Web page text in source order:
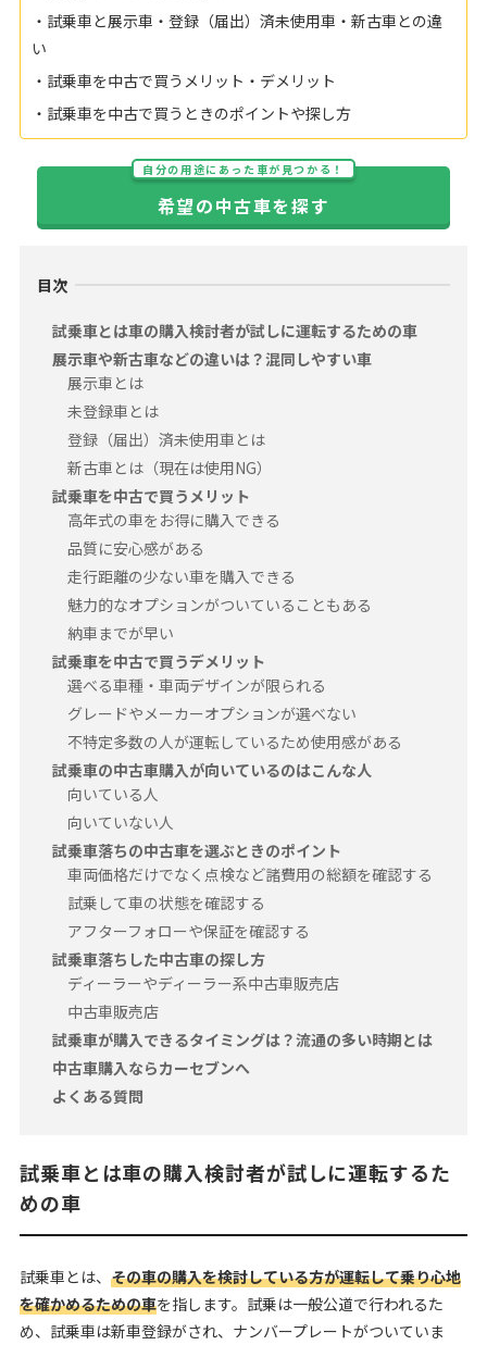
・試乗車と展示車・登録（届出）済未使用車・新古車との違
い
・試乗車を中古で買うメリット・デメリット
・試乗車を中古で買うときのポイントや探し方
自分の用途にあった車が見つかる！
希望の中古車を探す
目次
試乗車とは車の購入検討者が試しに運転するための車
展示車や新古車などの違いは？混同しやすい車
展示車とは
未登録車とは
登録（届出）済未使用車とは
新古車とは（現在は使用NG）
試乗車を中古で買うメリット
高年式の車をお得に購入できる
品質に安心感がある
走行距離の少ない車を購入できる
魅力的なオプションがついていることもある
納車までが早い
試乗車を中古で買うデメリット
選べる車種・車両デザインが限られる
グレードやメーカーオプションが選べない
不特定多数の人が運転しているため使用感がある
試乗車の中古車購入が向いているのはこんな人
向いている人
向いていない人
試乗車落ちの中古車を選ぶときのポイント
車両価格だけでなく点検など諸費用の総額を確認する
試乗して車の状態を確認する
アフターフォローや保証を確認する
試乗車落ちした中古車の探し方
ディーラーやディーラー系中古車販売店
中古車販売店
試乗車が購入できるタイミングは？流通の多い時期とは
中古車購入ならカーセブンへ
よくある質問
試乗車とは車の購入検討者が試しに運転するた
めの車
試乗車とは、 その車の購入を検討している方が運転して乗り心地
を確かめるための車を指します。試乗は一般公道で行われるた
め、試乗車は新車登録がされ、ナンバープレートがついていま